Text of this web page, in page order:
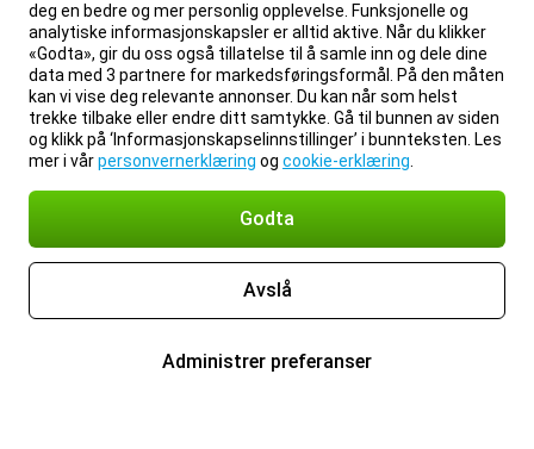
deg en bedre og mer personlig opplevelse. Funksjonelle og
analytiske informasjonskapsler er alltid aktive. Når du klikker
«Godta», gir du oss også tillatelse til å samle inn og dele dine
data med 3 partnere for markedsføringsformål. På den måten
kan vi vise deg relevante annonser. Du kan når som helst
trekke tilbake eller endre ditt samtykke. Gå til bunnen av siden
og klikk på ‘Informasjonskapselinnstillinger’ i bunnteksten. Les
mer i vårpersonvernerklæring og cookie-erklæring
Godta
Avslå
Administrer preferanser